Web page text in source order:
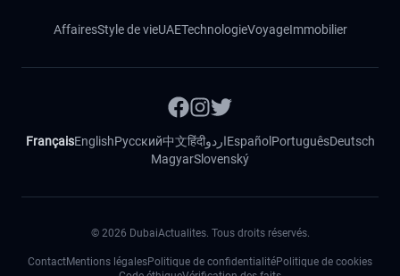
AffairesStyle de vieUAETechnologieVoyageImmobilier
FrançaisEnglishРусский中文हिंदीاردوEspañol PortuguêsDeutsch
MagyarSlovenský
© 2026 DubaiActualites. Tous droits réservés.
ContactMentions légalesPolitique de confidentialitéPolitique de cookies